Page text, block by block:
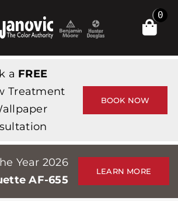
0
a FREE
Treatment
BOOK NOW
Year 2026
AF-655
LEARN MORE